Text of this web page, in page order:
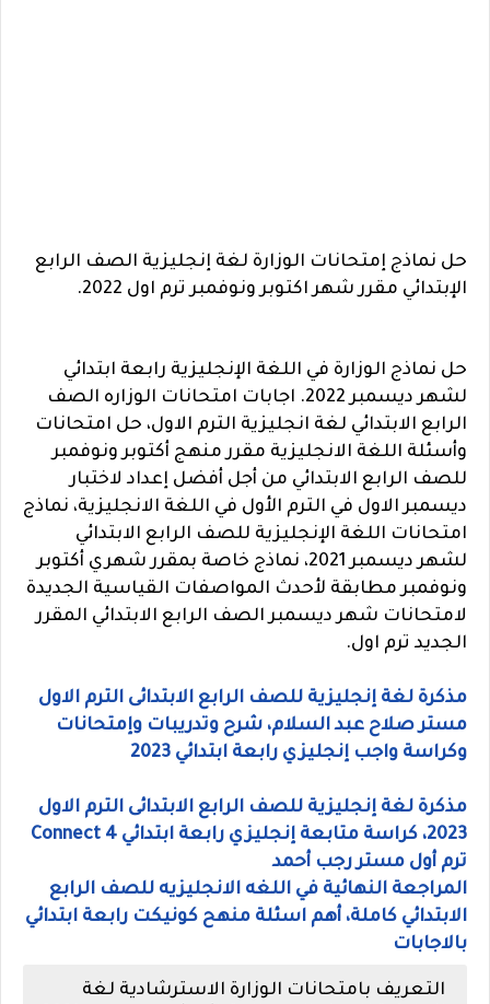
حل نماذج إمتحانات الوزارة لغة إنجليزية الصف الرابع
الإبتدائي مقرر شهر اكتوبر ونوفمبر ترم اول 2022.
حل نماذج الوزارة في اللغة الإنجليزية رابعة ابتدائي
لشهر ديسمبر 2022.
اجابات امتحانات الوزاره الصف
الرابع الابتدائي لغة انجليزية الترم الاول، حل امتحانات
وأسئلة اللغة الانجليزية مقرر منهج أكتوبر ونوفمبر
للصف الرابع الابتدائي من أجل أفضل إعداد لاختبار
ديسمبر الاول في الترم الأول في اللغة الانجليزية، نماذج
امتحانات اللغة الإنجليزية للصف الرابع الابتدائي
لشهر ديسمبر 2021، نماذج خاصة بمقرر شهري أكتوبر
ونوفمبر مطابقة لأحدث المواصفات القياسية الجديدة
لامتحانات شهر ديسمبر الصف الرابع الابتدائي المقرر
الجديد ترم اول.
مذكرة لغة إنجليزية للصف الرابع الابتدائى الترم الاول
مستر صلاح عبد السلام، شرح وتدريبات وإمتحانات
وكراسة واجب إنجليزي رابعة ابتدائي 2023
مذكرة لغة إنجليزية للصف الرابع الابتدائى الترم الاول
2023، كراسة متابعة إنجليزي رابعة ابتدائي Connect 4
ترم أول مستر رجب أحمد
المراجعة النهائية في اللغه الانجليزيه للصف الرابع
الابتدائي كاملة، أهم اسئلة منهح كونيكت رابعة ابتدائي
بالاجابات
التعريف بامتحانات الوزارة الاسترشادية لغة